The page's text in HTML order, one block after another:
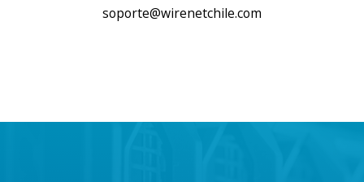
soporte@wirenetchile.com